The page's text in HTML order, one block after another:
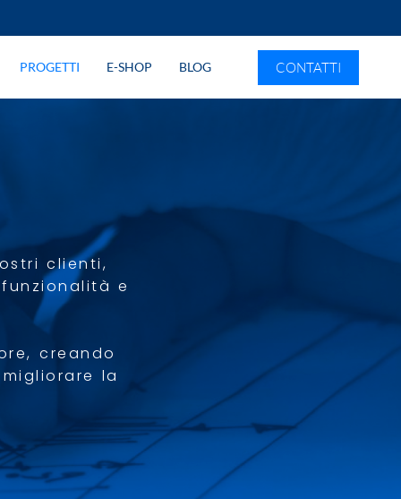
PROGETTI E-SHOP BLOG CONTATTI
clienti,
e
creando
la